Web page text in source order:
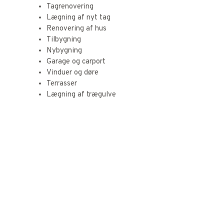
Tagrenovering
Lægning af nyt tag
Renovering af hus
Tilbygning
Nybygning
Garage og carport
Vinduer og døre
Terrasser
Lægning af trægulve